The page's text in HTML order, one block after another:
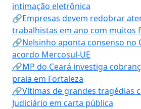
intimação eletrônica
🔗Empresas devem redobrar
trabalhistas em ano com muitos
🔗Nelsinho aponta consenso no
acordo Mercosul-UE
🔗MP do Ceará investiga
praia em Fortaleza
🔗Vítimas de grandes tragédias
Judiciário em carta pública